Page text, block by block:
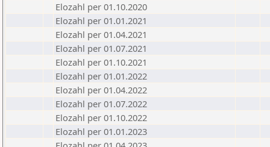
Elozahl per 01.10.2020
Elozahl per 01.01.2021
Elozahl per 01.04.2021
Elozahl per 01.07.2021
Elozahl per 01.10.2021
Elozahl per 01.01.2022
Elozahl per 01.04.2022
Elozahl per 01.07.2022
Elozahl per 01.10.2022
Elozahl per 01.01.2023